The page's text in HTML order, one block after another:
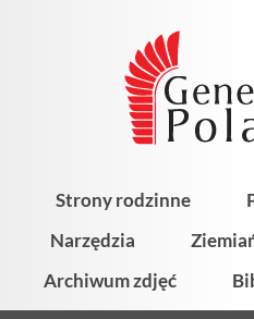
Strony rodzinne
Narzędzia
Archiwum zdjęć